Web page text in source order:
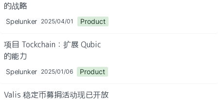
设计
的战略
Spelunker 2025/04/01 Product
项目 Tockchain：扩展 Qubic
的能力
Spelunker 2025/01/06 Product
Valis 稳定币募捐活动现已开放